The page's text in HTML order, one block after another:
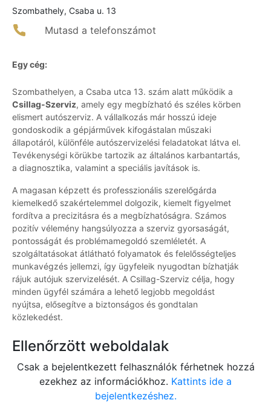
Szombathely, Csaba u. 13
Mutasd a telefonszámot
Egy cég:
Szombathelyen, a Csaba utca 13. szám alatt működik a
Csillag-Szerviz, amely egy megbízható és széles körben
elismert autószerviz. A vállalkozás már hosszú ideje
gondoskodik a gépjárművek kifogástalan műszaki
állapotáról, különféle autószervizelési feladatokat látva el.
Tevékenységi körükbe tartozik az általános karbantartás,
a diagnosztika, valamint a speciális javítások is.
A magasan képzett és professzionális szerelőgárda
kiemelkedő szakértelemmel dolgozik, kiemelt figyelmet
fordítva a precizitásra és a megbízhatóságra. Számos
pozitív vélemény hangsúlyozza a szerviz gyorsaságát,
pontosságát és problémamegoldó szemléletét. A
szolgáltatásokat átlátható folyamatok és felelősségteljes
munkavégzés jellemzi, így ügyfeleik nyugodtan bízhatják
rájuk autójuk szervizelését. A Csillag-Szerviz célja, hogy
minden ügyfél számára a lehető legjobb megoldást
nyújtsa, elősegítve a biztonságos és gondtalan
közlekedést.
Ellenőrzött weboldalak
Csak a bejelentkezett felhasználók férhetnek hozzá
ezekhez az információkhoz. Kattints ide a
bejelentkezéshez.